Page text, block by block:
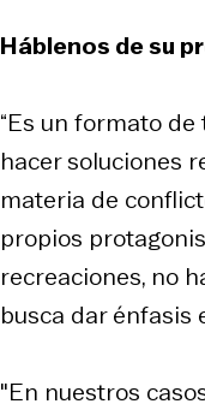
Háblenos de su
“Es un formato
hacer soluciones
materia de
propios
recreaciones, no
busca dar énfasis
"En nuestros